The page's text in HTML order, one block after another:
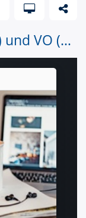
1 - Unterschiede VO (EG) und VO (EU)